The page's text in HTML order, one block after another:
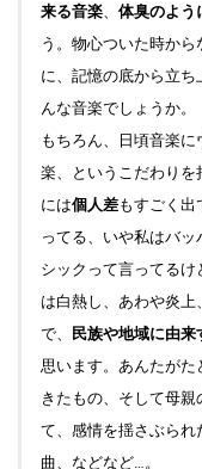
来る音楽
体臭のよう
う。物心ついた時か
に、記憶の底から立ち
んな音楽でしょうか。
もちろん、日頃音楽
楽、というこだわり
には個 人差もすごく出
ってる、いや私はバ
シックって言ってる
は白熱し、あわや炎
で、
民族や地域に由来
思います。あんたが
きたもの、そして母
て、感情を揺さぶら
曲、などなど…。